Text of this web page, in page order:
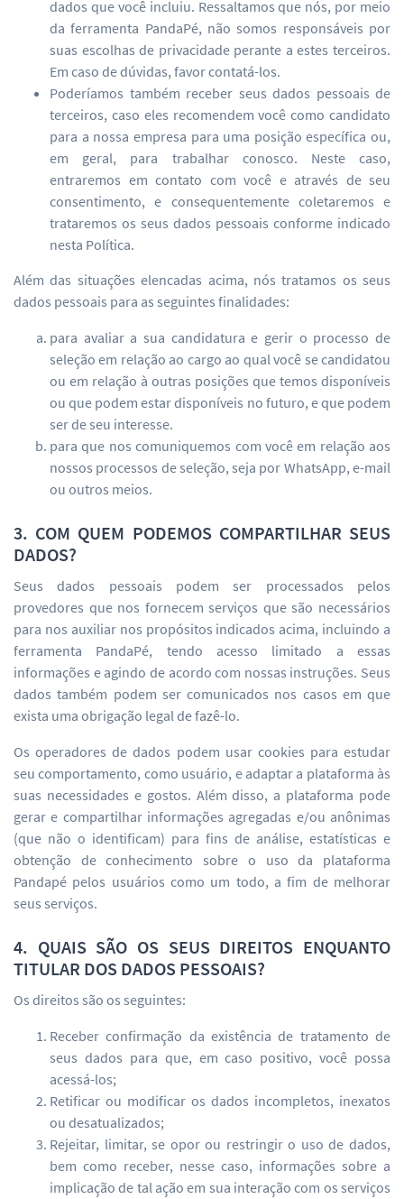
dados que você incluiu. Ressaltamos que nós, por meio
da ferramenta PandaPé, não somos responsáveis por
suas escolhas de privacidade perante a estes terceiros.
Em caso de dúvidas, favor contatá-los.
Poderíamos também receber seus dados pessoais de
terceiros, caso eles recomendem você como candidato
para a nossa empresa para uma posição específica ou,
em geral, para trabalhar conosco. Neste caso,
entraremos em contato com você e através de seu
consentimento, e consequentemente coletaremos e
trataremos os seus dados pessoais conforme indicado
nesta Política.
Além das situações elencadas acima, nós tratamos os seus
dados pessoais para as seguintes finalidades:
para avaliar a sua candidatura e gerir o processo de
seleção em relação ao cargo ao qual você se candidatou
ou em relação à outras posições que temos disponíveis
ou que podem estar disponíveis no futuro, e que podem
ser de seu interesse.
para que nos comuniquemos com você em relação aos
nossos processos de seleção, seja por WhatsApp, e-mail
ou outros meios.
3. COM QUEM PODEMOS COMPARTILHAR SEUS
DADOS?
Seus dados pessoais podem ser processados pelos
provedores que nos fornecem serviços que são necessários
para nos auxiliar nos propósitos indicados acima, incluindo a
ferramenta PandaPé, tendo acesso limitado a essas
informações e agindo de acordo com nossas instruções. Seus
dados também podem ser comunicados nos casos em que
exista uma obrigação legal de fazê-lo.
Os operadores de dados podem usar cookies para estudar
seu comportamento, como usuário, e adaptar a plataforma às
suas necessidades e gostos. Além disso, a plataforma pode
gerar e compartilhar informações agregadas e/ou anônimas
(que não o identificam) para fins de análise, estatísticas e
obtenção de conhecimento sobre o uso da plataforma
Pandapé pelos usuários como um todo, a fim de melhorar
seus serviços.
4. QUAIS SÃO OS SEUS DIREITOS ENQUANTO
TITULAR DOS DADOS PESSOAIS?
Os direitos são os seguintes:
Receber confirmação da existência de tratamento de
seus dados para que, em caso positivo, você possa
acessá-los;
Retificar ou modificar os dados incompletos, inexatos
ou desatualizados;
Rejeitar, limitar, se opor ou restringir o uso de dados,
bem como receber, nesse caso, informações sobre a
implicação de tal ação em sua interação com os serviços